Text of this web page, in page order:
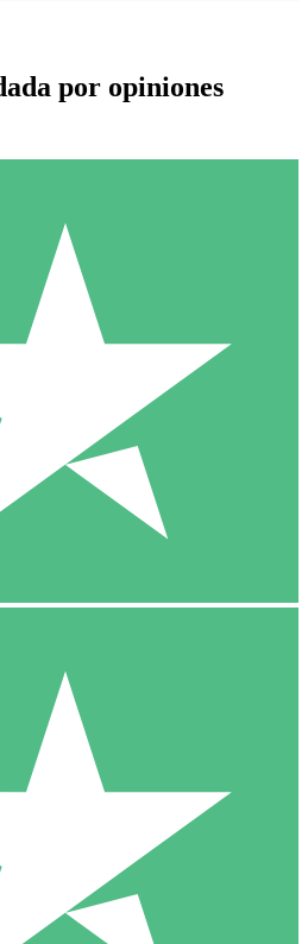
Individuales
de descarga. Sin compromiso
10 00
10 Descargas
20 00
por opiniones